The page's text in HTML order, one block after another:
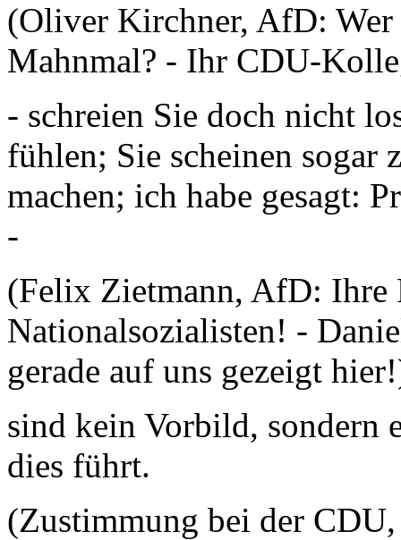
(Oliver Kirchner, AfD:
Mahnmal? - Ihr CDU-
- schreien Sie doch nicht
fühlen; Sie scheinen sogar
machen; ich habe gesagt:
-
(Felix Zietmann, AfD: Ihre
Nationalsozialisten! -
gerade auf uns gezeigt
sind kein Vorbild, sondern
dies führt.
(Zustimmung bei der